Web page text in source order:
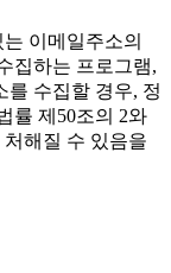
이메일주소의
집하는 프로그램,
를 수집할 경우, 정
률 제50조의 2와
처해질 수 있음을